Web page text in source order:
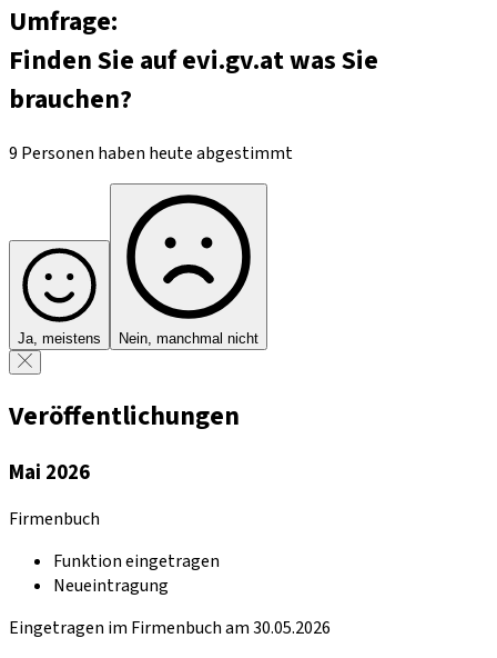
Umfrage:
Finden Sie auf evi.gv.at was Sie
brauchen?
9 Personen haben heute abgestimmt
Ja, meistens Nein, manchmal nicht
Veröffentlichungen
Mai 2026
Firmenbuch
Funktion eingetragen
Neueintragung
Eingetragen im Firmenbuch am 30.05.2026